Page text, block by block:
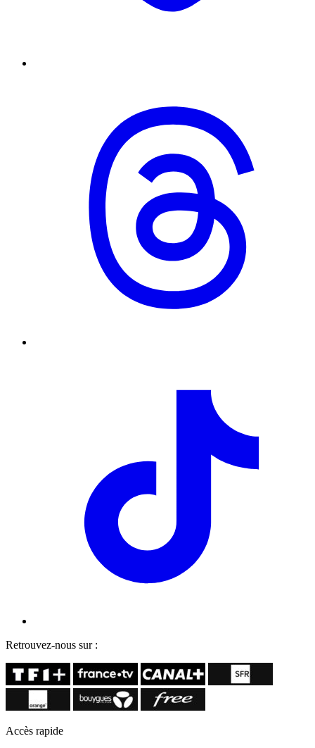
Retrouvez-nous sur :
Accès rapide